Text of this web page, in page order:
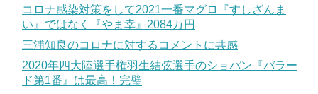
コロナ感染対策をして2021一番マグロ『すしざんま
い』ではなく『やま幸』2084万円
三浦知良のコロナに対するコメントに共感
2020年四大陸選手権羽生結弦選手のショパン『バラー
ド第1番』は最高！完璧